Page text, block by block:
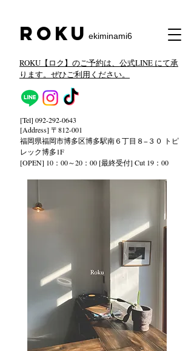
​Roku ekiminami6
[Tel] 092-292-0643
[Address] 〒812-001
福岡県福岡市博多区博多駅南６丁目８−３０ トピ
レック博多1F
[OPEN] 10：00～20：00 [最終受付] Cut 19：00
ROKU【ロク】のご予約は、公式LINE にて承
ります。ぜひご利用ください。